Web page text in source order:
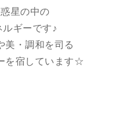
星の中の
ルギーです♪
美・調和を司る
を宿しています☆